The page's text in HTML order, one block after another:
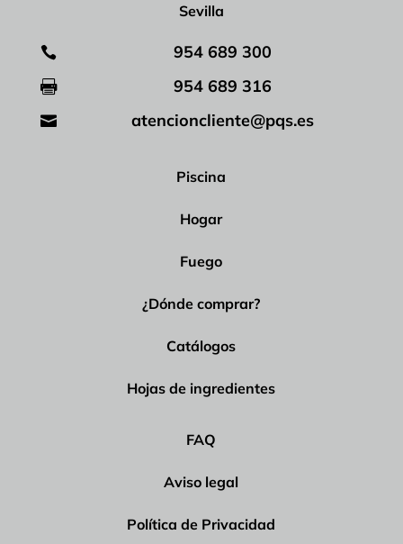
Sevilla
 954 689 300
 954 689 316
 atencioncliente@pqs.es
Piscina
Hogar
Fuego
¿Dónde comprar?
Catálogos
Hojas de ingredientes
FAQ
Aviso legal
Política de Privacidad